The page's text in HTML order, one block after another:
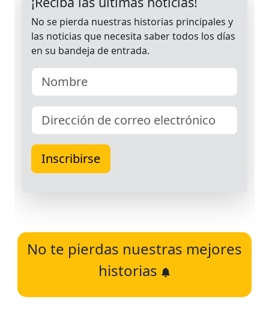
No te pierdas nuestras mejores
historias